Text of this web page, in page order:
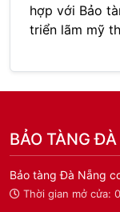
hợp với Bảo
triển lãm mỹ
BẢO TÀNG
Bảo tàng Đà Nẵng
Thời gian mở cửa: